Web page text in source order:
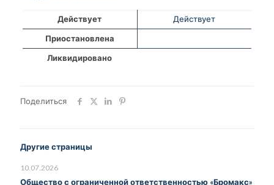
Действует
Действует
Приостановлена
Ликвидировано
Поделиться
Другие страницы
10.07.2026
Общество с ограниченной ответственностью «Бромакс»